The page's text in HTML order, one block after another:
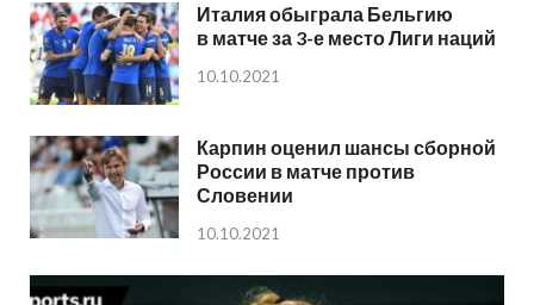
Италия обыграла Бельгию
в матче за 3-е место Лиги наций
10.10.2021
Карпин оценил шансы сборной
России в матче против
Словении
10.10.2021